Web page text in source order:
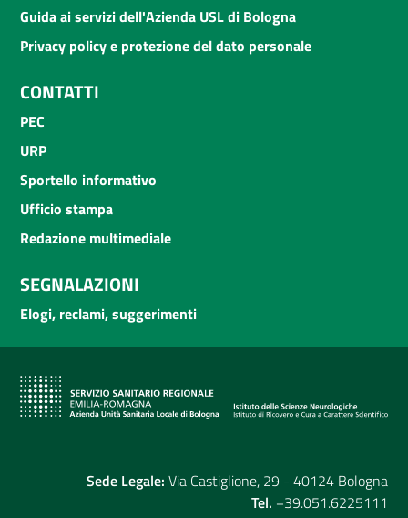
Guida ai servizi dell'Azienda USL di Bologna
Privacy policy e protezione del dato personale
CONTATTI
PEC
URP
Sportello informativo
Ufficio stampa
Redazione multimediale
SEGNALAZIONI
Elogi, reclami, suggerimenti
Sede Legale: Via Castiglione, 29 - 40124 Bologna
Tel. +39.051.6225111